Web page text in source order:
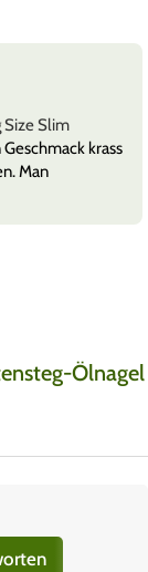
Size Slim
krass
Man
Ölnagel